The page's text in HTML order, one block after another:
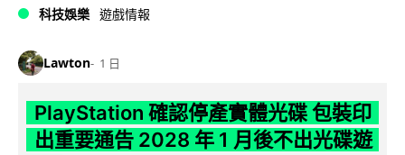
科技娛樂 遊戲情報
Lawton 1 日
PlayStation 確認停產實體光碟 包裝印
出重要通告 2028 年 1 月後不出光碟遊